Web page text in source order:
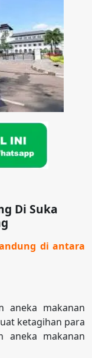
Di Suka
di antara
aneka makanan
ketagihan para
aneka makanan